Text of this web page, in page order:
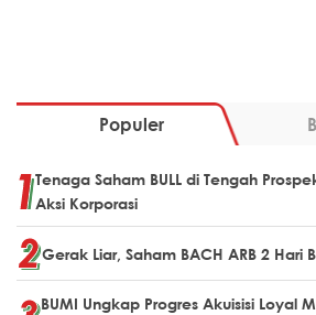
Populer
Tenaga Saham BULL di Tengah
Aksi Korporasi
Gerak Liar, Saham BACH ARB 2 Hari
BUMI Ungkap Progres Akuisisi Loyal